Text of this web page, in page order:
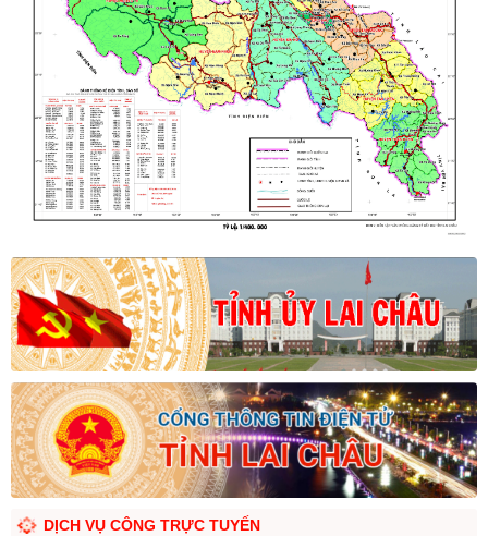
DỊCH VỤ CÔNG TRỰC TUYẾN